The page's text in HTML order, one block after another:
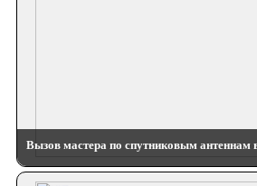
Вызов мастера по спутниковым антеннам